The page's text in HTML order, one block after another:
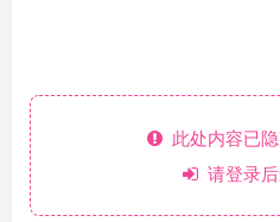
此处内容已
请登录后